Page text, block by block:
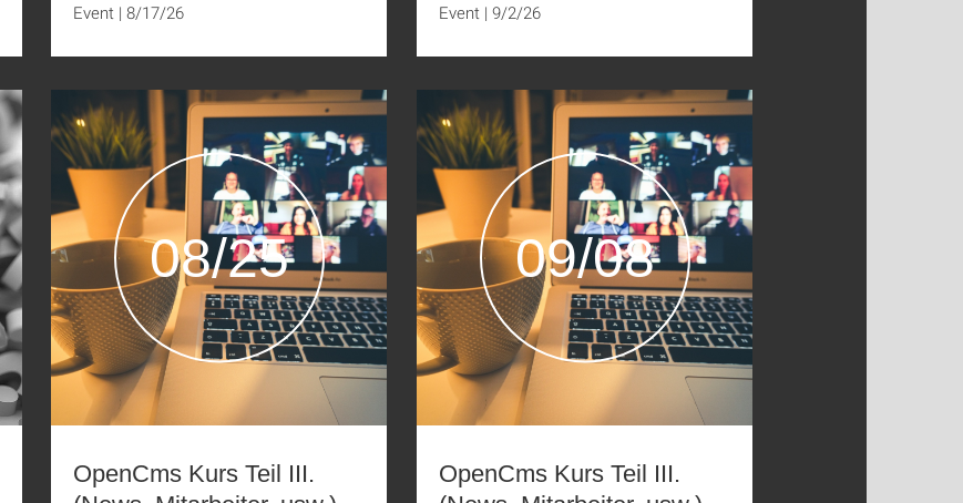
Event | 8/17/26 Event | 9/2/26
08/25
OpenCms Kurs Teil III.
09/08
OpenCms Kurs Teil III.